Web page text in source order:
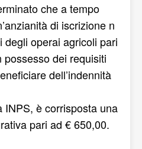
che a tempo
di iscrizione n
operai agricoli pari
dei requisiti
dell’indennità
INPS, è corrisposta una
pari ad € 650,00.